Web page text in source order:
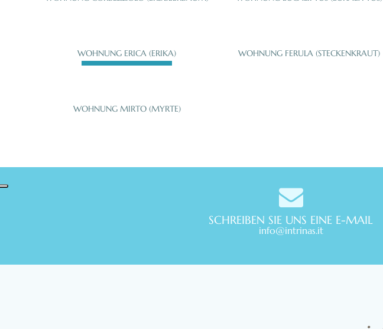
WOHNUNG ERICA (ERIKA) WOHNUNG FERULA (STECKENKRAUT)
WOHNUNG MIRTO (MYRTE)
SCHREIBEN SIE UNS EINE E-MAIL
info@intrinas.it